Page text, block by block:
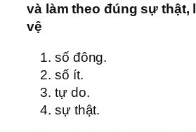
và làm theo đúng sự thật,
vệ
số đông.
số ít.
tự do.
sự thật.